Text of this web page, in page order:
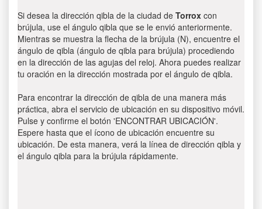
Si desea la dirección qibla de la ciudad de Torrox con
brújula, use el ángulo qibla que se le envió anteriormente.
Mientras se muestra la flecha de la brújula (N), encuentre el
ángulo de qibla (ángulo de qibla para brújula) procediendo
en la dirección de las agujas del reloj. Ahora puedes realizar
tu oración en la dirección mostrada por el ángulo de qibla.
Para encontrar la dirección de qibla de una manera más
práctica, abra el servicio de ubicación en su dispositivo móvil.
Pulse y confirme el botón 'ENCONTRAR UBICACIÓN'.
Espere hasta que el ícono de ubicación encuentre su
ubicación. De esta manera, verá la línea de dirección qibla y
el ángulo qibla para la brújula rápidamente.